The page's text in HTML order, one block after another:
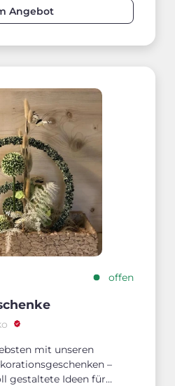
Angebot
offen
mit unseren
–
gestaltete Ideen für